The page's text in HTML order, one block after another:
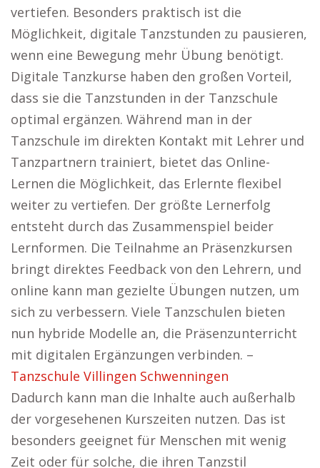
vertiefen. Besonders praktisch ist die
Möglichkeit, digitale Tanzstunden zu pausieren,
wenn eine Bewegung mehr Übung benötigt.
Digitale Tanzkurse haben den großen Vorteil,
dass sie die Tanzstunden in der Tanzschule
optimal ergänzen. Während man in der
Tanzschule im direkten Kontakt mit Lehrer und
Tanzpartnern trainiert, bietet das Online-
Lernen die Möglichkeit, das Erlernte flexibel
weiter zu vertiefen. Der größte Lernerfolg
entsteht durch das Zusammenspiel beider
Lernformen. Die Teilnahme an Präsenzkursen
bringt direktes Feedback von den Lehrern, und
online kann man gezielte Übungen nutzen, um
sich zu verbessern. Viele Tanzschulen bieten
nun hybride Modelle an, die Präsenzunterricht
mit digitalen Ergänzungen verbinden. –
Tanzschule Villingen Schwenningen
Dadurch kann man die Inhalte auch außerhalb
der vorgesehenen Kurszeiten nutzen. Das ist
besonders geeignet für Menschen mit wenig
Zeit oder für solche, die ihren Tanzstil